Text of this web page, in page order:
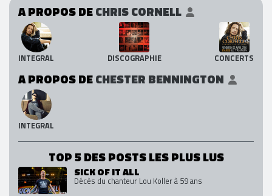
A PROPOS DECHRIS CORNELL
INTEGRAL DISCOGRAPHIE CONCERTS
A PROPOS DECHESTER BENNINGTON
INTEGRAL
TOP 5 DES POSTS LES PLUS LUS
SICK OF IT ALL
Décès du chanteur Lou Koller à 59 ans